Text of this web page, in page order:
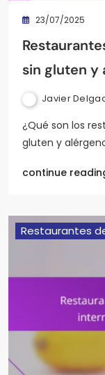
23/07/2025
sin gluten y
Javier
¿Qué son los
gluten y
continue
Restaurantes